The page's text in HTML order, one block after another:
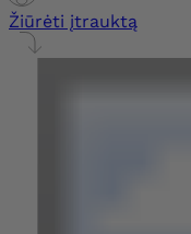
Žiūrėti įtrauktą